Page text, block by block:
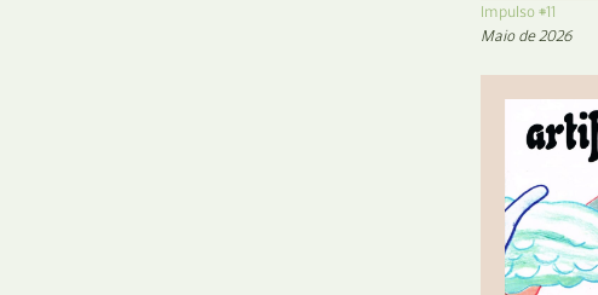
Impulso #11
Maio de 2026